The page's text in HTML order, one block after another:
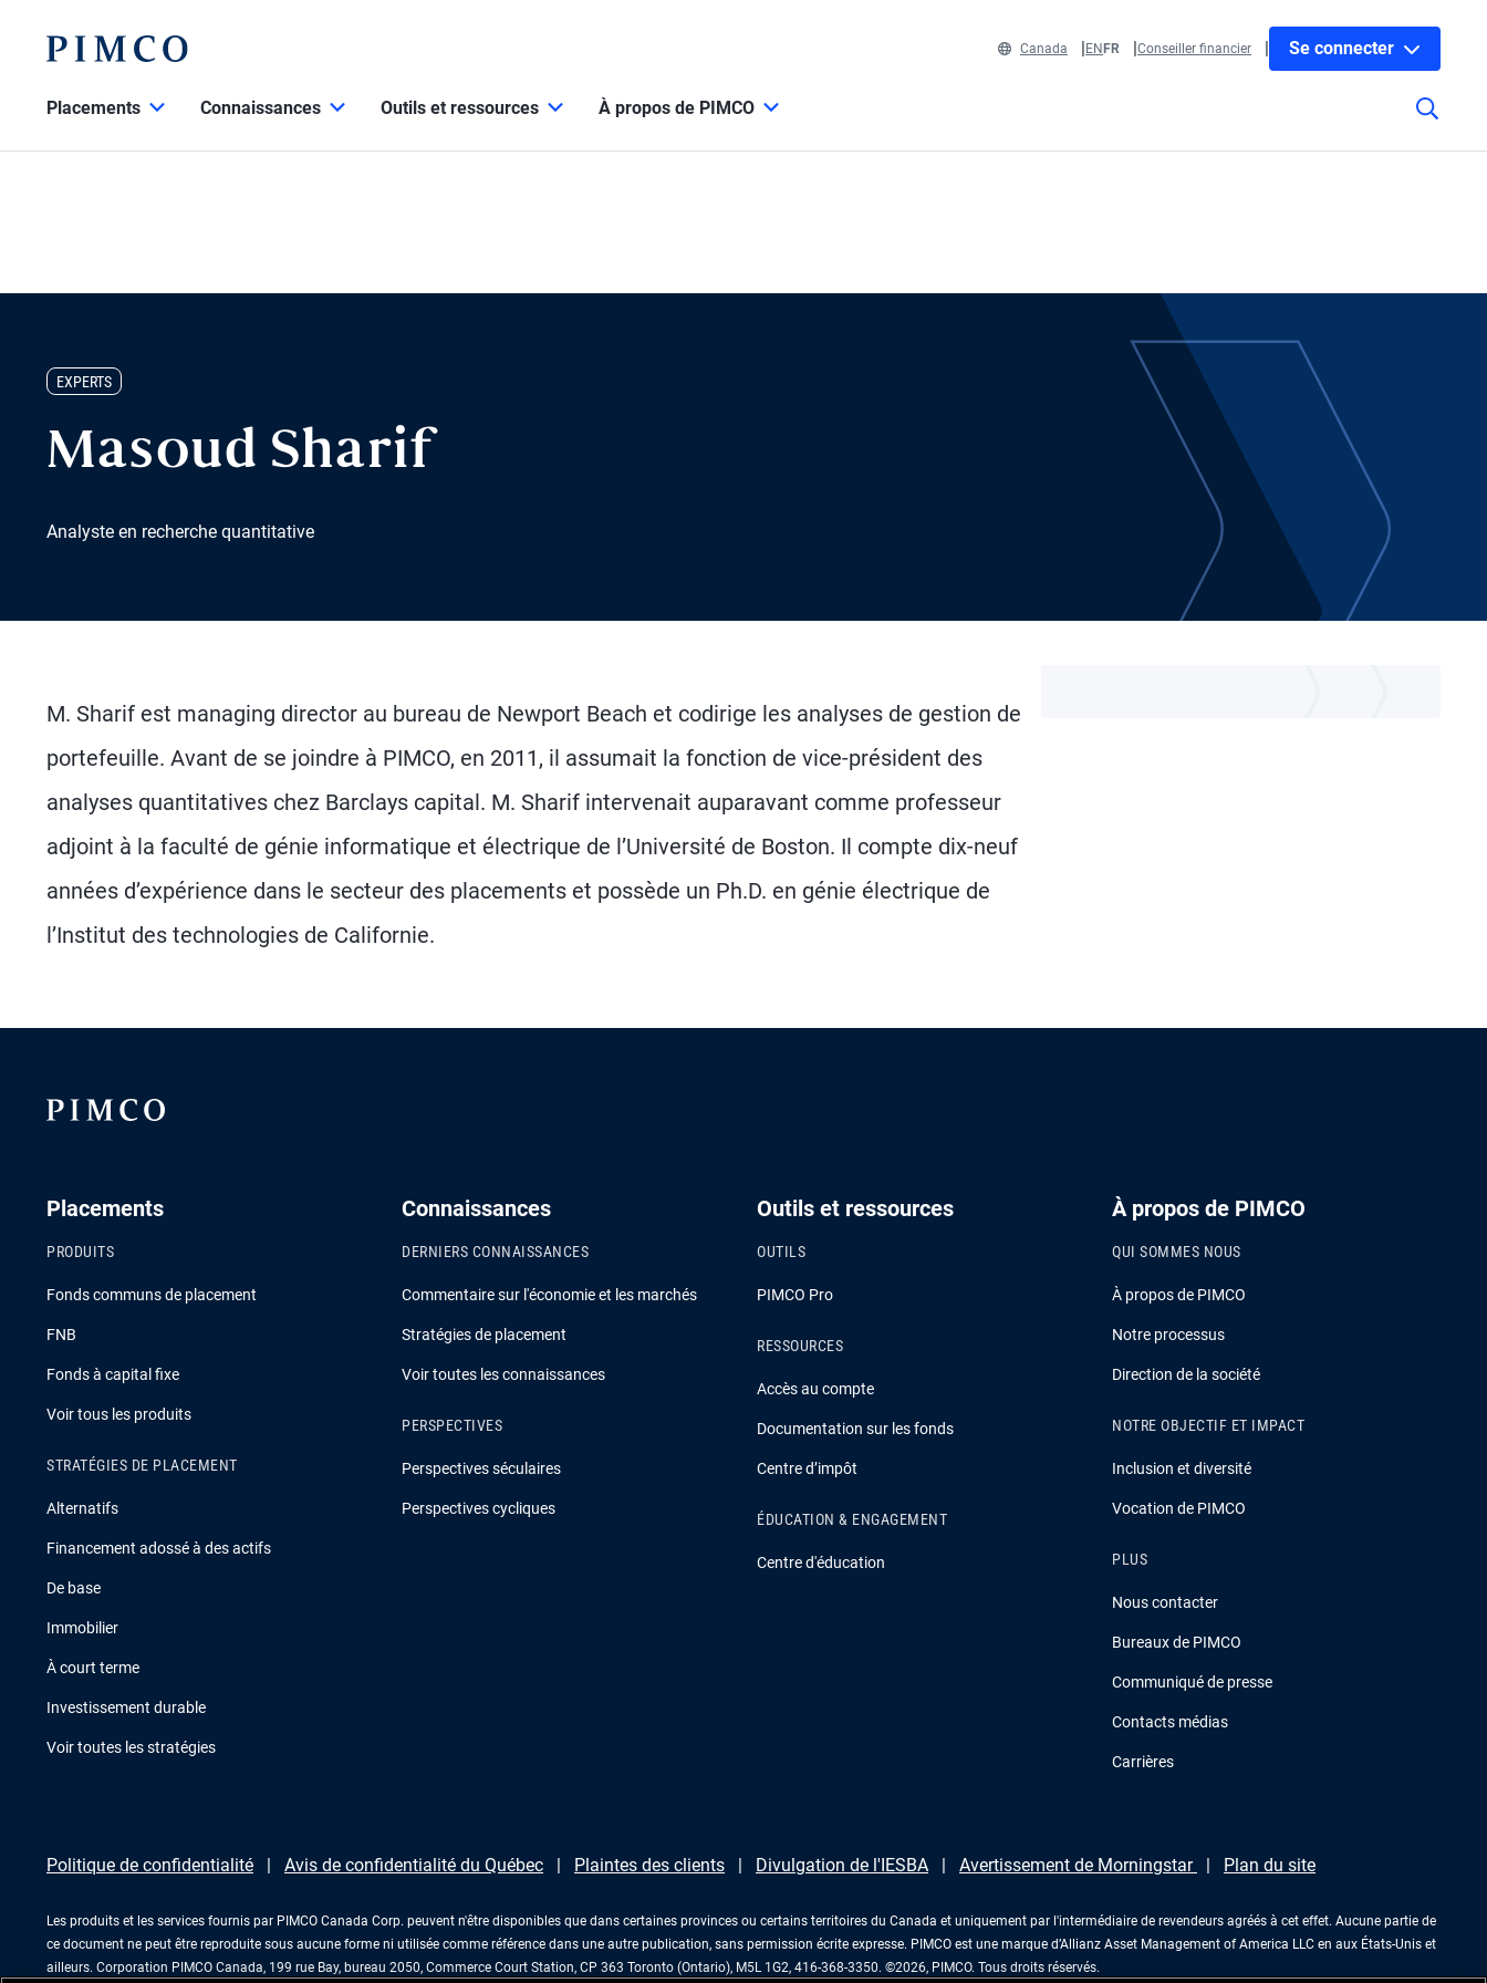
Canada ENFR Conseiller financier Se connecter
Placements Connaissances Outils et ressources À propos de PIMCO
EXPERTS
Masoud Sharif
Analyste en recherche quantitative
M. Sharif est managing director au bureau de Newport Beach et codirige les analyses de gestion de
portefeuille. Avant de se joindre à PIMCO, en 2011, il assumait la fonction de vice-président des
analyses quantitatives chez Barclays capital. M. Sharif intervenait auparavant comme professeur
adjoint à la faculté de génie informatique et électrique de l’Université de Boston. Il compte dix-neuf
années d’expérience dans le secteur des placements et possède un Ph.D. en génie électrique de
l’Institut des technologies de Californie.
Placements
PRODUITS
Fonds communs de placement
FNB
Fonds à capital fixe
Voir tous les produits
STRATÉGIES DE PLACEMENT
Alternatifs
Financement adossé à des actifs
De base
Immobilier
À court terme
Investissement durable
Voir toutes les stratégies
Connaissances
DERNIERS CONNAISSANCES
Commentaire sur l'économie et les marchés
Stratégies de placement
Voir toutes les connaissances
PERSPECTIVES
Perspectives séculaires
Perspectives cycliques
Outils et ressources
OUTILS
PIMCO Pro
RESSOURCES
Accès au compte
Documentation sur les fonds
Centre d’impôt
ÉDUCATION & ENGAGEMENT
Centre d'éducation
À propos de PIMCO
QUI SOMMES NOUS
À propos de PIMCO
Notre processus
Direction de la société
NOTRE OBJECTIF ET IMPACT
Inclusion et diversité
Vocation de PIMCO
PLUS
Nous contacter
Bureaux de PIMCO
Communiqué de presse
Contacts médias
Carrières
Politique de confidentialité Avis de confidentialité du Québec Plaintes des clients Divulgation de l'IESBA Avertissement de Morningstar Plan du site
Les produits et les services fournis par PIMCO Canada Corp. peuvent n'être disponibles que dans certaines provinces ou certains territoires du Canada et uniquement par l'intermédiaire de revendeurs agréés à cet effet. Aucune partie de
ce document ne peut être reproduite sous aucune forme ni utilisée comme référence dans une autre publication, sans permission écrite expresse. PIMCO est une marque d’Allianz Asset Management of America LLC en aux États-Unis et
ailleurs. Corporation PIMCO Canada, 199 rue Bay, bureau 2050, Commerce Court Station, CP 363 Toronto (Ontario), M5L 1G2, 416-368-3350. ©2026, PIMCO. Tous droits réservés.